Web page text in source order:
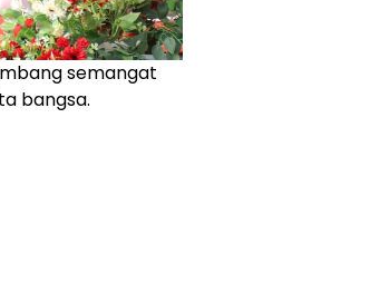
semangat
bangsa.